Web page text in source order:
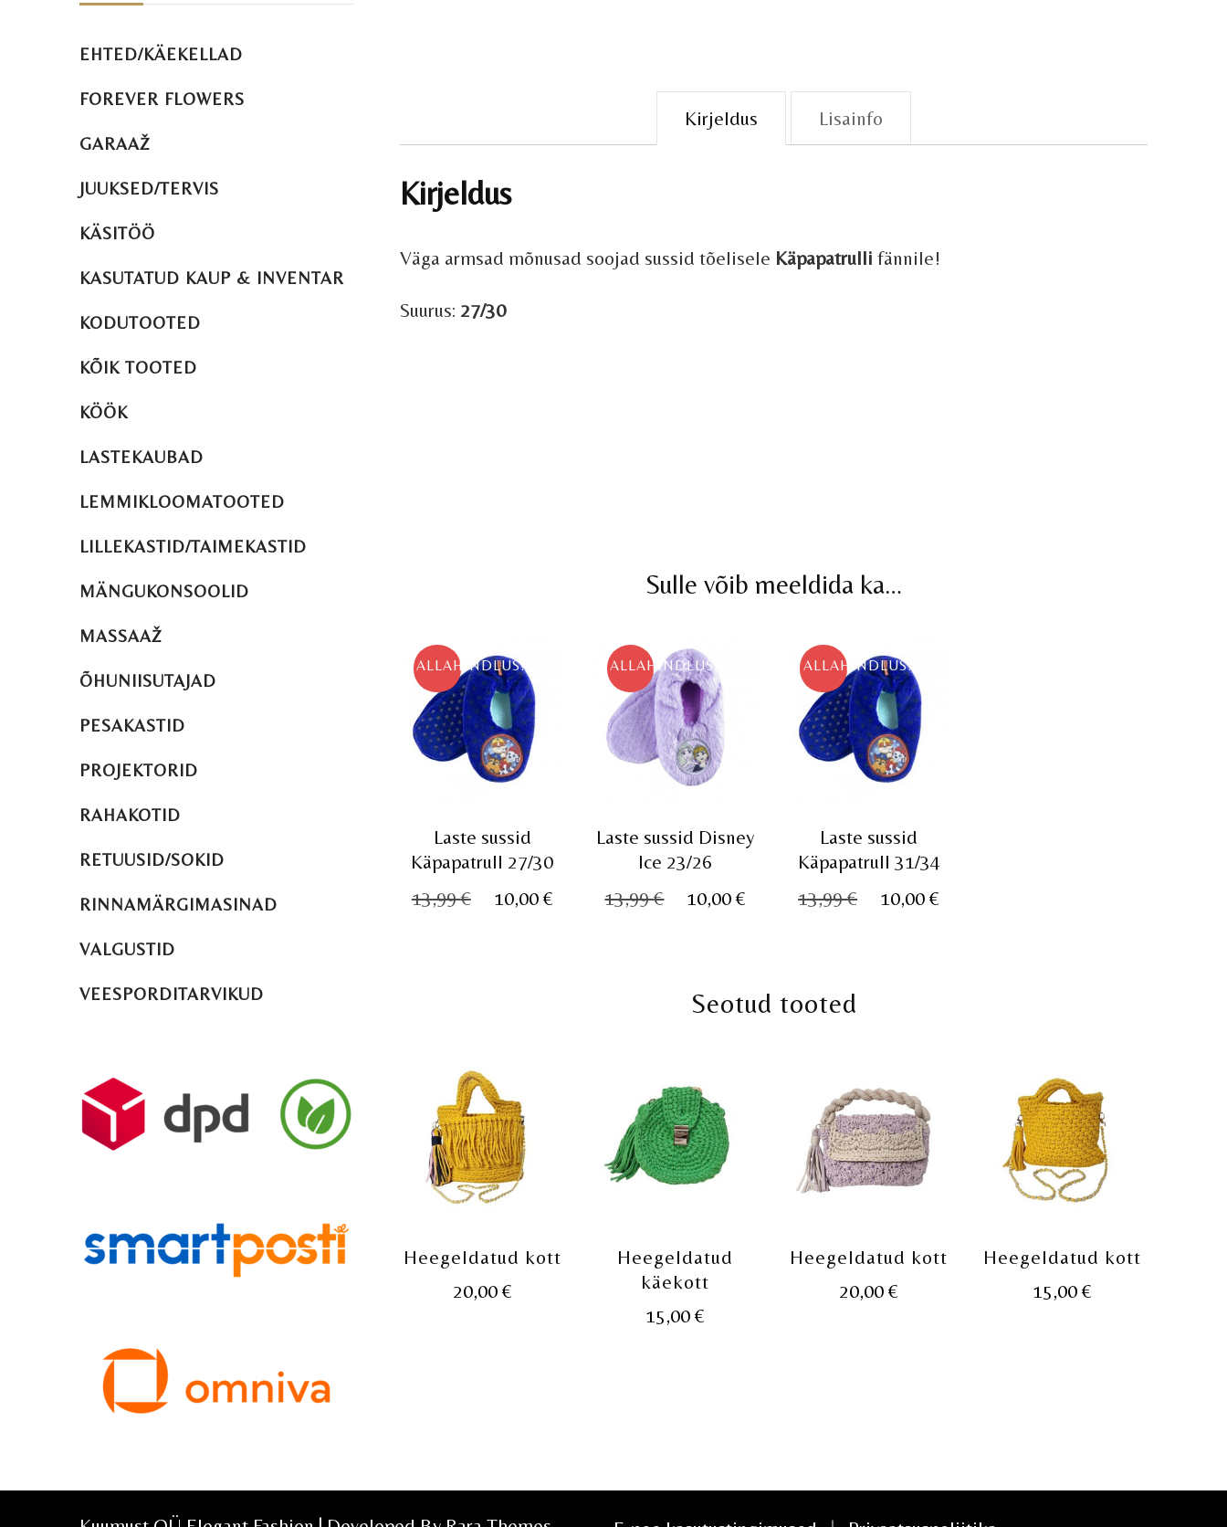
Kirjeldus Lisainfo
Kirjeldus
Väga armsad mõnusad soojad sussid tõelisele Käpapatrulli fännile!
Suurus: 27/30
Sulle võib meeldida ka…
ALLAHINDLUS!
Laste sussid
Käpapatrull 27/30
13,99€
Algne
10,00 €
Praegune
ALLAHINDLUS!
Laste sussid Disney
Ice 23/26
13,99€
Algne
10,00€
Praegune
ALLAHINDLUS!
Laste sussid
Käpapatrull 31/34
13,99€
Algne
10,00€
Seotud tooted
Heegeldatud kott
20,00 €
Heegeldatud
käekott
15,00€
Heegeldatud kott
20,00€
Heegeldatud kott
15,00 €
EHTED/KÄEKELLAD
FOREVER FLOWERS
GARAAŽ
JUUKSED/TERVIS
KÄSITÖÖ
KASUTATUD KAUP & INVENTAR
KODUTOOTED
KÕIK TOOTED
KÖÖK
LASTEKAUBAD
LEMMIKLOOMATOOTED
LILLEKASTID/TAIMEKASTID
MÄNGUKONSOOLID
MASSAAŽ
ÕHUNIISUTAJAD
PESAKASTID
PROJEKTORID
RAHAKOTID
RETUUSID/SOKID
RINNAMÄRGIMASINAD
VALGUSTID
VEESPORDITARVIKUD